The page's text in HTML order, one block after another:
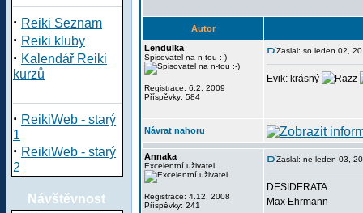
· Reiki Seznam
· Reiki kluby
· Kalendář Reiki
kurzů
· ReikiWeb - starý
1
· ReikiWeb - starý
2
Návštěvnost
Autor
Lendulka
Spisovatel na n-tou :-)
Registrace: 6.2. 2009
Příspěvky: 584
Zaslal: so leden 02,
Evik: krásný
Návrat nahoru
Annaka
Excelentní uživatel
Registrace: 4.12. 2008
Příspěvky: 241
Zaslal: ne leden 03,
DESIDERATA
Max Ehrmann